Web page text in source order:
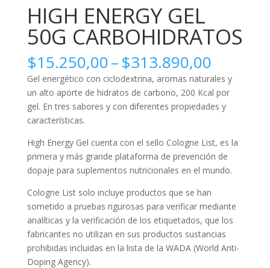
HIGH ENERGY GEL
50G CARBOHIDRATOS
$15.250,00–$313.890,00Price
range:
through
Gel energético con ciclodextrina, aromas naturales y
un alto aporte de hidratos de carbono, 200 Kcal por
gel. En tres sabores y con diferentes propiedades y
características.
High Energy Gel cuenta con el sello Cologne List, es la
primera y más grande plataforma de prevención de
dopaje para suplementos nutricionales en el mundo.
Cologne List solo incluye productos que se han
sometido a pruebas rigurosas para verificar mediante
analíticas y la verificación de los etiquetados, que los
fabricantes no utilizan en sus productos sustancias
prohibidas incluidas en la lista de la WADA (World Anti-
Doping Agency).